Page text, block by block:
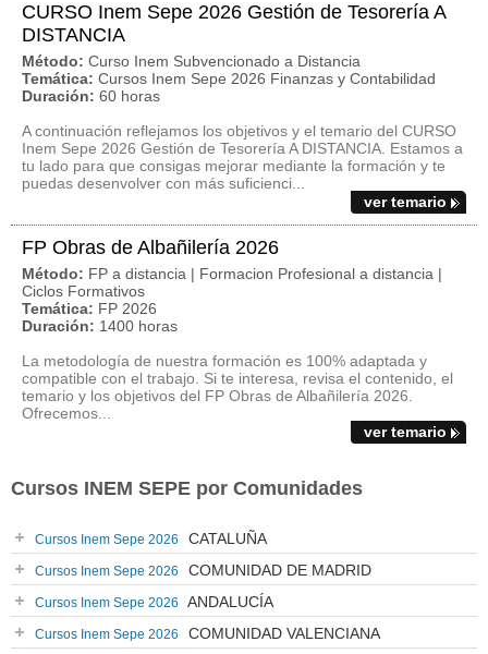
CURSO Inem Sepe 2026 Gestión de Tesorería A
DISTANCIA
Método: Curso Inem Subvencionado a Distancia
Temática: Cursos Inem Sepe 2026 Finanzas y Contabilidad
Duración: 60 horas
A continuación reflejamos los objetivos y el temario del CURSO
Inem Sepe 2026 Gestión de Tesorería A DISTANCIA. Estamos a
tu lado para que consigas mejorar mediante la formación y te
puedas desenvolver con más suficienci...
ver temario
FP Obras de Albañilería 2026
Método: FP a distancia | Formacion Profesional a distancia |
Ciclos Formativos
Temática: FP 2026
Duración: 1400 horas
La metodología de nuestra formación es 100% adaptada y
compatible con el trabajo. Si te interesa, revisa el contenido, el
temario y los objetivos del FP Obras de Albañilería 2026.
Ofrecemos...
ver temario
Cursos INEM SEPE por Comunidades
Cursos Inem Sepe 2026 CATALUÑA
Cursos Inem Sepe 2026 COMUNIDAD DE MADRID
Cursos Inem Sepe 2026 ANDALUCÍA
Cursos Inem Sepe 2026 COMUNIDAD VALENCIANA